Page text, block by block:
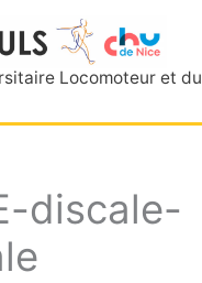
Locomoteur et du
discale-